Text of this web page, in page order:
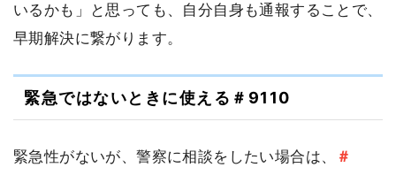
いるかも」と思っても、自分自身も通報することで、
早期解決に繋がります。
緊急ではないときに使える＃9110
緊急性がないが、警察に相談をしたい場合は、
＃